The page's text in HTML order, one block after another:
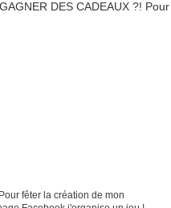
fêter la création de mon